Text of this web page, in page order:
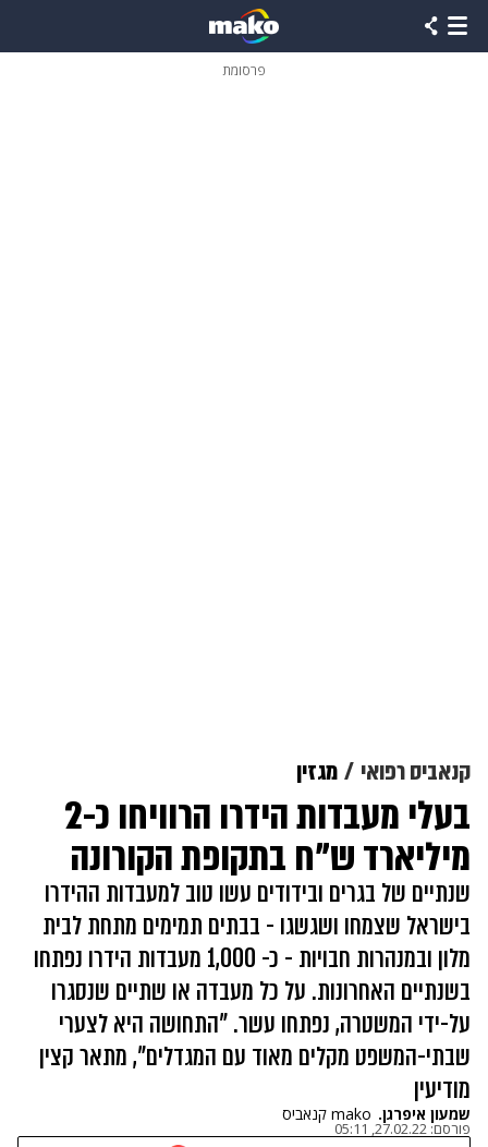
פרסומת
קנאביס רפואי מגזין
בעלי מעבדות הידרו הרוויחו כ-2
מיליארד ש"ח בתקופת הקורונה
שנתיים של בגרים ובידודים עשו טוב למעבדות ההידרו
בישראל שצמחו ושגשגו - בבתים תמימים מתחת לבית
מלון ובמנהרות חבויות - כ- 1,000 מעבדות הידרו נפתחו
בשנתיים האחרונות. על כל מעבדה או שתיים שנסגרו
על-ידי המשטרה, נפתחו עשר. "התחושה היא לצערי
שבתי-המשפט מקלים מאוד עם המגדלים", מתאר קצין
מודיעין
שמעון איפרגן. mako קנאביס
פורסם: 27.02.22, 05:11